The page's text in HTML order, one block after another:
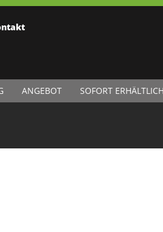
ANGEBOT SOFORT ERHÄLTLICH